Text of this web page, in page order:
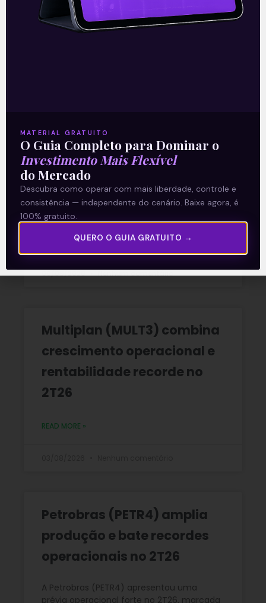
Recomendado para
disse
A reunião do Comitê de Política Monetária
(Copom) encerrada na quarta-feira (5)
confirmou as expectativas quase
unânimes dos investidores e reduziu a taxa
Selic em
READ MORE »
06/08/2026 Nenhum comentário
Multiplan (MULT3) combina
crescimento operacional e
rentabilidade recorde no
2T26
READ MORE »
Petrobras (PETR4) amplia
produção e bate recordes
operacionais no 2T26
A Petrobras (PETR4) apresentou uma
prévia operacional forte no 2T26, marcada
MATERIAL GRATUITO
O Guia Completo para Dominar o
Investimento Mais Flexível
do Mercado
Descubra como operar com mais liberdade, controle e
consistência — independente do cenário. Baixe agora, é
100% gratuito.
QUERO O GUIA GRATUITO →